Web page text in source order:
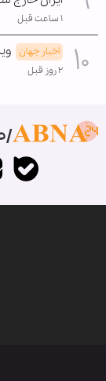
۱ ساعت قبل
اخبار جهان
۲ روز قبل